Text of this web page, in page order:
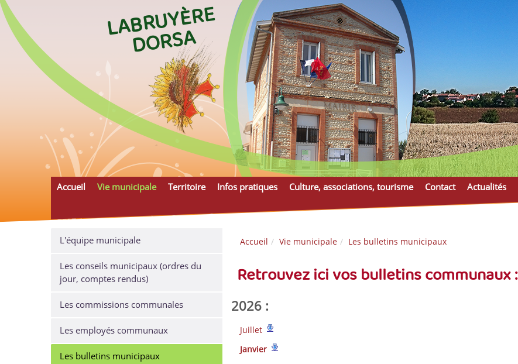
L
A
B
R
U
Y
È
R
E
D
O
R
S
A
Accueil Vie municipale Territoire Infos pratiques Culture, associations, tourisme Contact Actualités
Accueil Vie municipale Les bulletins municipaux
Retrouvez ici vos bulletins communaux :
2026 :
Juillet
Janvier
L'équipe municipale
Les conseils municipaux (ordres du
jour, comptes rendus)
Les commissions communales
Les employés communaux
Les bulletins municipaux